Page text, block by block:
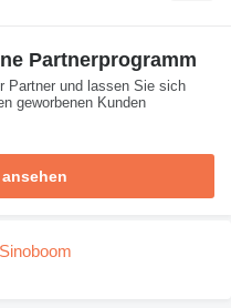
Partnerprogramm
Partner und lassen Sie sich
geworbenen Kunden